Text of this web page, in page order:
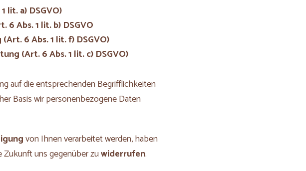
lit. a) DSGVO)
6 Abs. 1 lit. b) DSGVO
(Art. 6 Abs. 1 lit. f) DSGVO)
(Art. 6 Abs. 1 lit. c) DSGVO)
auf die entsprechenden Begrifflichkeiten
Basis wir personenbezogene Daten
von Ihnen verarbeitet werden, haben
Zukunft uns gegenüber zuwiderrufen.